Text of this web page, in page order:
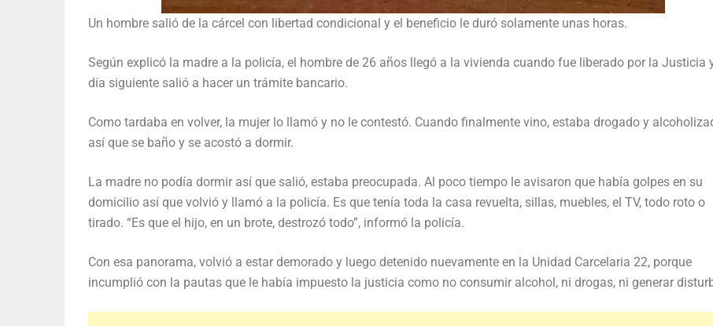
Un hombre salió de la cárcel con libertad condicional y el beneficio le duró solamente unas horas.
Según explicó la madre a la policía, el hombre de 26 años llegó a la vivienda cuando fue liberado por la Justicia
día siguiente salió a hacer un trámite bancario.
Como tardaba en volver, la mujer lo llamó y no le contestó. Cuando finalmente vino, estaba drogado y
así que se baño y se acostó a dormir.
La madre no podía dormir así que salió, estaba preocupada. Al poco tiempo le avisaron que había golpes en su
domicilio así que volvió y llamó a la policía. Es que tenía toda la casa revuelta, sillas, muebles, el TV, todo roto o
tirado. “Es que el hijo, en un brote, destrozó todo”, informó la policía.
Con esa panorama, volvió a estar demorado y luego detenido nuevamente en la Unidad Carcelaria 22, porque
incumplió con la pautas que le había impuesto la justicia como no consumir alcohol, ni drogas, ni generar